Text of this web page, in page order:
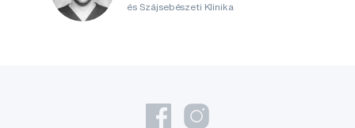
és Szájsebészeti Klinika